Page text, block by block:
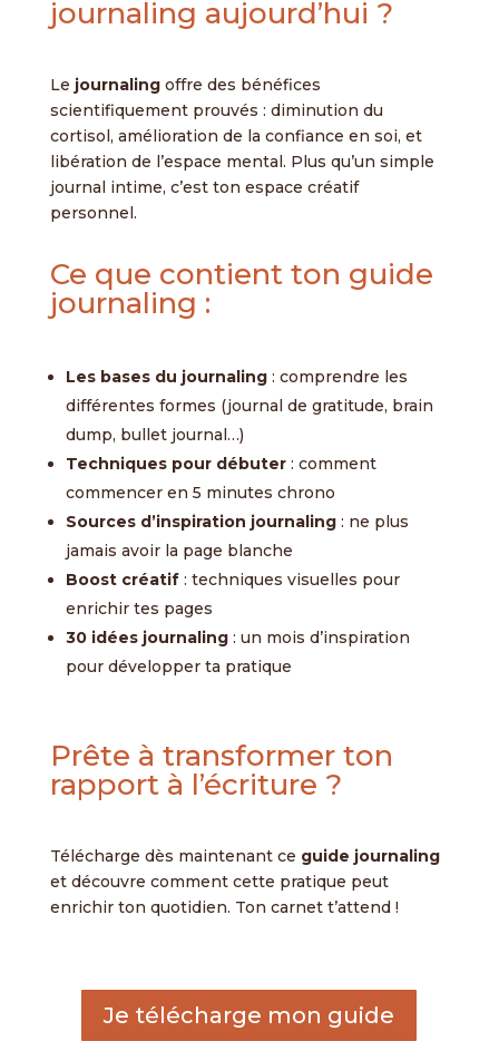
journaling aujourd’hui ?
Le journalingoffre des bénéfices
scientifiquement prouvés : diminution du
cortisol, amélioration de la confiance en soi, et
libération de l’espace mental. Plus qu’un simple
journal intime, c’est ton espace créatif
personnel.
Ce que contient ton guide
journaling :
Les bases du journaling: comprendre les
différentes formes (journal de gratitude, brain
dump, bullet journal…)
Techniques pour débuter: comment
commencer en 5 minutes chrono
Sources d’inspiration journaling: ne plus
jamais avoir la page blanche
Boost créatif: techniques visuelles pour
enrichir tes pages
30 idées journaling: un mois d’inspiration
pour développer ta pratique
Prête à transformer ton
rapport à l’écriture ?
Télécharge dès maintenant ce guide journaling
et découvre comment cette pratique peut
enrichir ton quotidien. Ton carnet t’attend !
Je télécharge mon guide